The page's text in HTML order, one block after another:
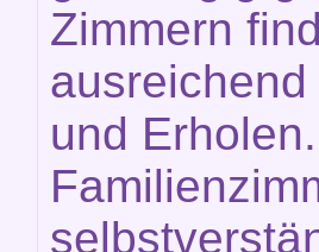
Zimmern
und